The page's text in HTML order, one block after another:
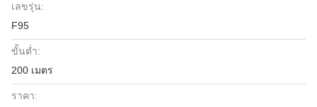
เลขรุ่น:
F95
ขั้นต่ำ:
200 เมตร
ราคา: